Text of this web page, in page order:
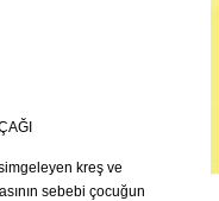
kreş ve
sebebi çocuğun